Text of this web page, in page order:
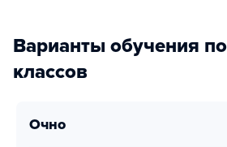
Варианты обучения
классов
очно